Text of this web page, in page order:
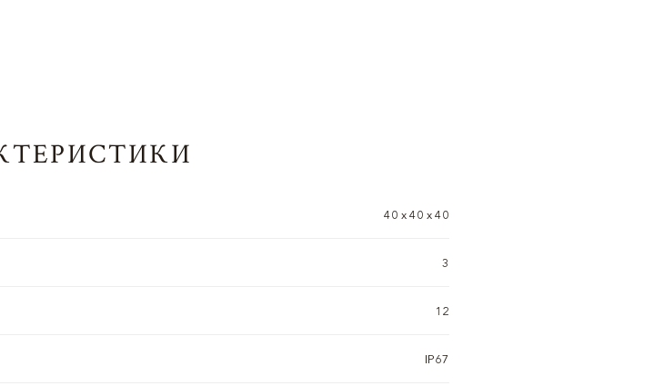
40 х 40 х 40
3
12
IP67